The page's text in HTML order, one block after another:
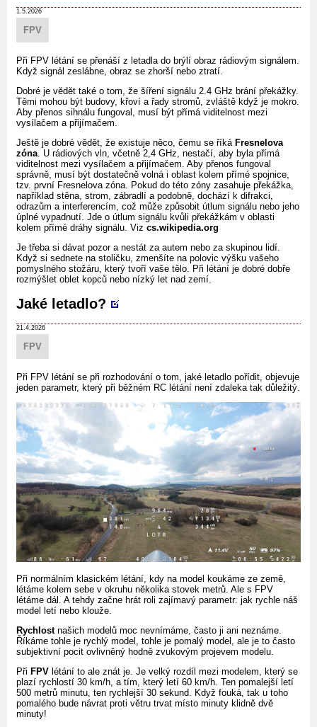
1.5.2026
FPV
Při FPV létání se přenáší z letadla do brýlí obraz rádiovým signálem.
Když signál zeslábne, obraz se zhorší nebo ztratí.
Dobré je vědět také o tom, že šíření signálu 2.4 GHz brání překážky.
Těmi mohou být budovy, křoví a řady stromů, zvláště když je mokro.
Aby přenos sihnálu fungoval, musí být přímá viditelnost mezi
vysílačem a přijímačem.
Ještě je dobré vědět, že existuje něco, čemu se říká Fresnelova
zóna. U rádiových vln, včetně 2,4 GHz, nestačí, aby byla přímá
viditelnost mezi vysílačem a přijímačem. Aby přenos fungoval
správně, musí být dostatečně volná i oblast kolem přímé spojnice,
tzv. první Fresnelova zóna. Pokud do této zóny zasahuje překážka,
například stěna, strom, zábradlí a podobně, dochází k difrakci,
odrazům a interferencím, což může způsobit útlum signálu nebo jeho
úplné vypadnutí. Jde o útlum signálu kvůli překážkám v oblasti
kolem přímé dráhy signálu. Viz cs.wikipedia.org
Je třeba si dávat pozor a nestát za autem nebo za skupinou lidí.
Když si sednete na stoličku, zmenšíte na polovic výšku vašeho
pomyslného stožáru, který tvoří vaše tělo. Při létání je dobré dobře
rozmýšlet oblet kopců nebo nízký let nad zemí.
Jaké letadlo?
21.4.2026
FPV
Při FPV létání se při rozhodování o tom, jaké letadlo pořídit, objevuje
jeden parametr, který při běžném RC létání není zdaleka tak důležitý.
Při normálním klasickém létání, kdy na model koukáme ze země,
létáme kolem sebe v okruhu několika stovek metrů. Ale s FPV
létáme dál. A tehdy začne hrát roli zajímavý parametr: jak rychle náš
model letí nebo klouže.
Rychlostnašich modelů moc nevnímáme, často ji ani neznáme.
Říkáme tohle je rychlý model, tohle je pomalý model, ale je to často
subjektivní pocit ovlivněný hodně zvukovým projevem modelu.
Při FPV létání to ale znát je. Je velký rozdíl mezi modelem, který se
plazí rychlostí 30 km/h, a tím, který letí 60 km/h. Ten pomalejší letí
500 metrů minutu, ten rychlejší 30 sekund. Když fouká, tak u toho
pomalého bude návrat proti větru trvat místo minuty klidně dvě
minuty!